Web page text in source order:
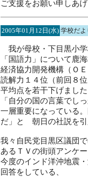
ご支援をお願い申しあげ
2005年01月12日(水) 学校だ
我が母校・下目黒小学
「国語力」について鹿
経済協力開発機構（Ｏ
読解力１４位（前回８
平均点を若干下げまし
「自分の国の言葉でし
一層重要になっている
だ」と 朝日の社説を引
我々自民党目黒区議団
あるＴＶの街頭アンケ
今度のインド洋沖地震
回答をしている、